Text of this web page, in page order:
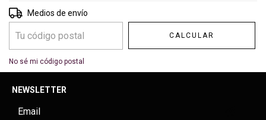
Entregas para el CP:
Medios de envío
CALCULAR
No sé mi código postal
NEWSLETTER